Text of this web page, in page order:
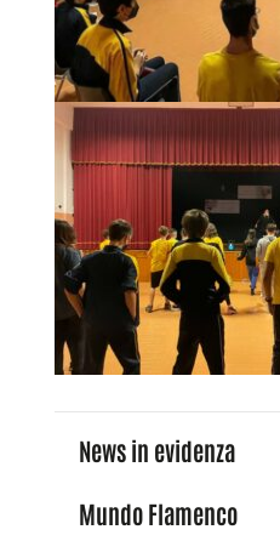
News in evidenza
Mundo Flamenco